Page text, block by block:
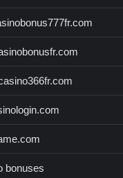
bonuses